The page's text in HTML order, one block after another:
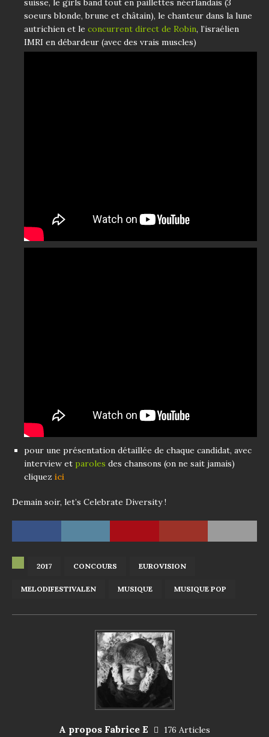
suisse, le girls band tout en paillettes néerlandais (3
soeurs blonde, brune et châtain), le chanteur dans la lune
autrichien et le concurrent direct de Robin, l’israélien
IMRI en débardeur (avec des vrais muscles)
pour une présentation détaillée de chaque candidat, avec
interview et paroles des chansons (on ne sait jamais)
cliquez ici
Demain soir, let’s Celebrate Diversity !
2017 CONCOURS EUROVISION
MELODIFESTIVALEN MUSIQUE MUSIQUE POP
A propos Fabrice E
176 Articles